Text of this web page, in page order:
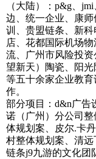
（大陆）：p&g、
边、统一企业、康
训、贵盟链条、新
店、花都国际机场
流、广州市风险投
望新天）陶瓷、阳
等五十余家企业教
作。
部分项目：d&n广告
诺（广州）分公司
体规划案、皮尔.卡
村整体规划案、清
链条j9九游的文化团